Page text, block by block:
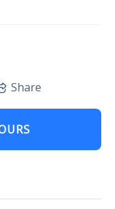
Share